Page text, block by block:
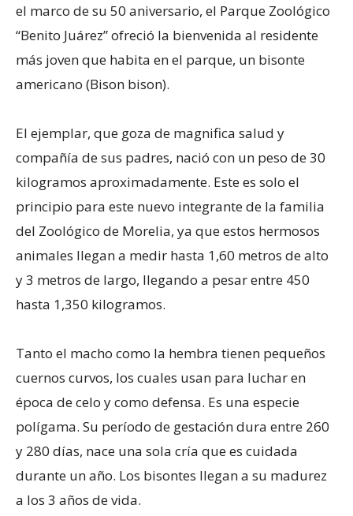
el marco de su 50 aniversario, el Parque Zoológico
“Benito Juárez” ofreció la bienvenida al residente
más joven que habita en el parque, un bisonte
americano (Bison bison).
El ejemplar, que goza de magnifica salud y
compañía de sus padres, nació con un peso de 30
kilogramos aproximadamente. Este es solo el
principio para este nuevo integrante de la familia
del Zoológico de Morelia, ya que estos hermosos
animales llegan a medir hasta 1,60 metros de alto
y 3 metros de largo, llegando a pesar entre 450
hasta 1,350 kilogramos.
Tanto el macho como la hembra tienen pequeños
cuernos curvos, los cuales usan para luchar en
época de celo y como defensa. Es una especie
polígama. Su período de gestación dura entre 260
y 280 días, nace una sola cría que es cuidada
durante un año. Los bisontes llegan a su madurez
a los 3 años de vida.